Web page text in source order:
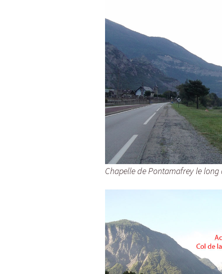
Chapelle de Pontamafrey le long